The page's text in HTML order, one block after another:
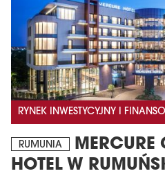
RYNEK INWESTYCYJNY I
RUMUNIA
MERCURE
HOTEL W